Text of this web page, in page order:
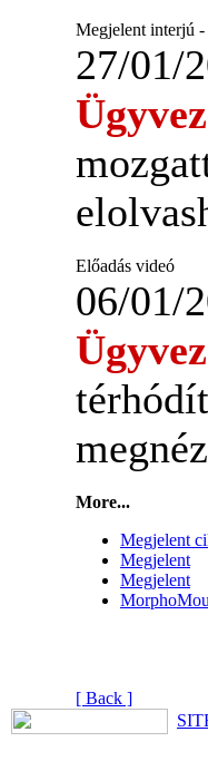
Megjelent interjú
27/01/
Előadás videó
06/01/
More...
Megjelent
Megjelent
Megjelent
[ Back ]